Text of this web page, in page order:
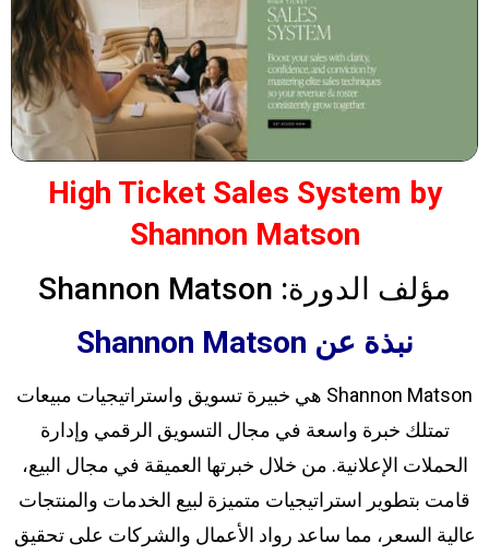
High Ticket Sales System by
Shannon Matson
مؤلف الدورة: Shannon Matson
نبذة عن Shannon Matson
Shannon Matson هي خبيرة تسويق واستراتيجيات مبيعات
تمتلك خبرة واسعة في مجال التسويق الرقمي وإدارة
الحملات الإعلانية. من خلال خبرتها العميقة في مجال البيع،
قامت بتطوير استراتيجيات متميزة لبيع الخدمات والمنتجات
عالية السعر، مما ساعد رواد الأعمال والشركات على تحقيق